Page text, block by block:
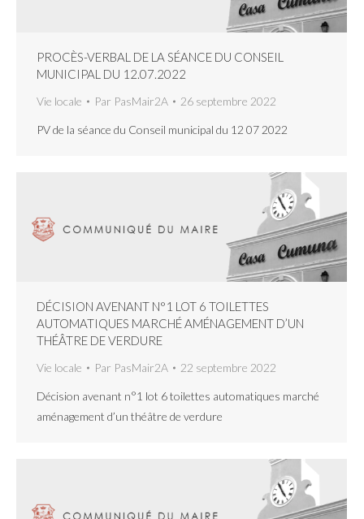
PROCÈS-VERBAL DE LA SÉANCE DU CONSEIL
MUNICIPAL DU 12.07.2022
Vie locale Par PasMair2A 26 septembre 2022
PV de la séance du Conseil municipal du 12 07 2022
DÉCISION AVENANT N°1 LOT 6 TOILETTES
AUTOMATIQUES MARCHÉ AMÉNAGEMENT D’UN
THÉÂTRE DE VERDURE
Vie locale Par PasMair2A 22 septembre 2022
Décision avenant n°1 lot 6 toilettes automatiques marché
aménagement d’un théâtre de verdure